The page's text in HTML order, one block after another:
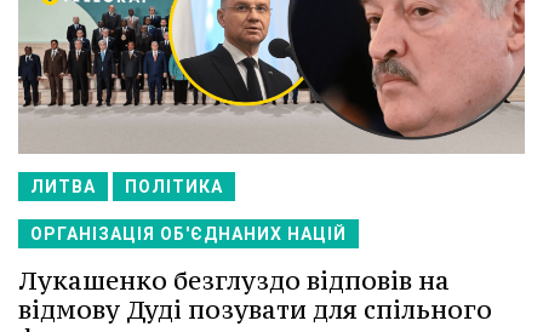
ЛИТВА ПОЛІТИКА
ОРГАНІЗАЦІЯ ОБ'ЄДНАНИХ НАЦІЙ
Лукашенко безглуздо відповів на
відмову Дуді позувати для спільного